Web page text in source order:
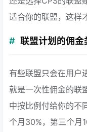
适合你的联盟，这样
联盟计划的佣金
有些联盟只会在用户
就是一次性佣金的联
中按比例付给你的不
个月30%，第三个月